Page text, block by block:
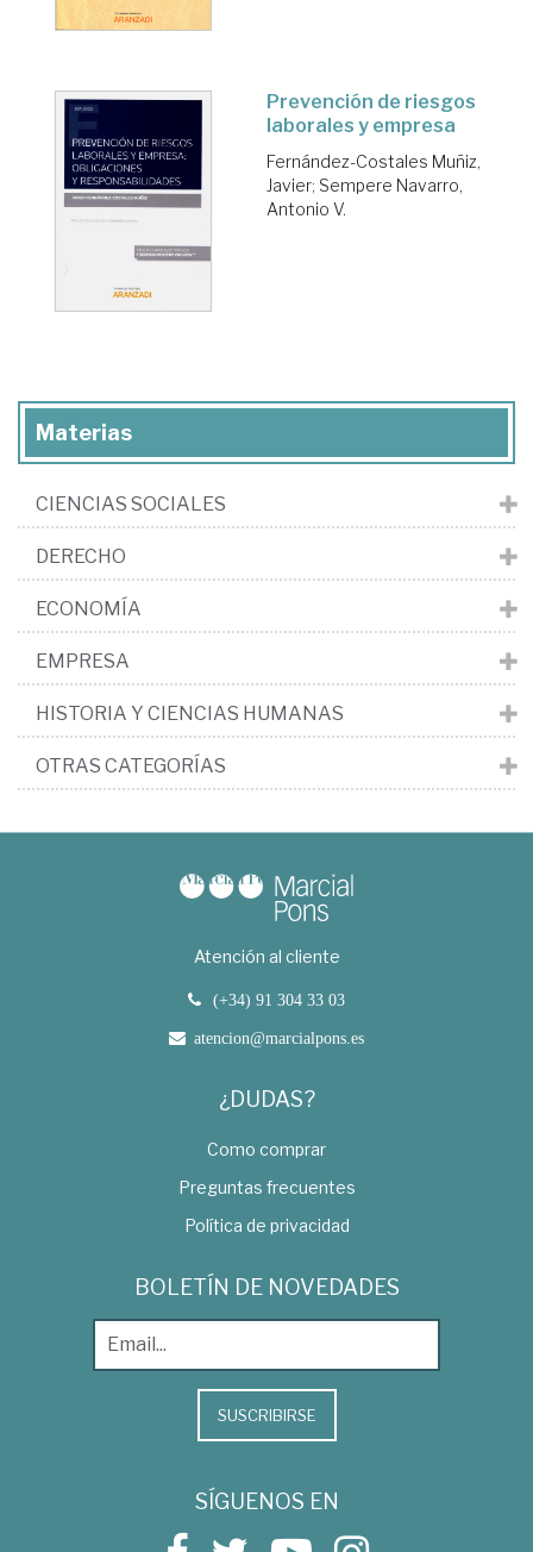
Prevención de riesgos
laborales y empresa
Fernández-Costales Muñiz,
Javier; Sempere Navarro,
Antonio V.
Materias
CIENCIAS SOCIALES
DERECHO
ECONOMÍA
EMPRESA
HISTORIA Y CIENCIAS HUMANAS
OTRAS CATEGORÍAS
Atención al cliente
(+34) 91 304 33 03
atencion@marcialpons.es
¿DUDAS?
Como comprar
Preguntas frecuentes
Política de privacidad
BOLETÍN DE NOVEDADES
SUSCRIBIRSE
SÍGUENOS EN